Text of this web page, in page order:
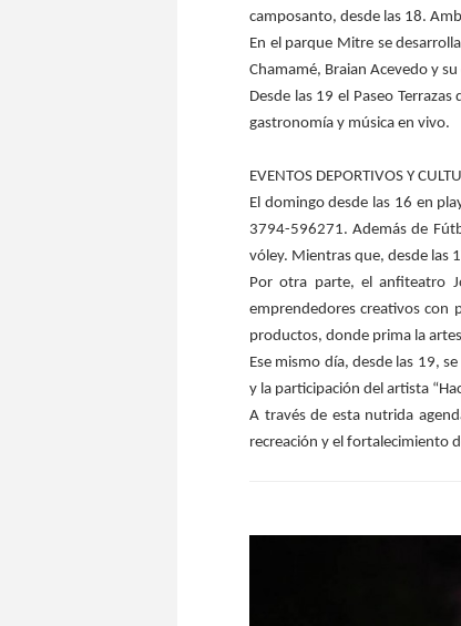
camposanto, desde las 18.
En el parque Mitre se
Chamamé, Braian Acevedo y
Desde las 19 el Paseo
gastronomía y música en vivo.
EVENTOS DEPORTIVOS Y
El domingo desde las 16 en
3794-596271. Además de
vóley. Mientras que, desde las
Por otra parte, el anfiteatro
emprendedores creativos con
productos, donde prima la
Ese mismo día, desde las 19,
y la participación del artista
A través de esta nutrida
recreación y el fortalecimiento